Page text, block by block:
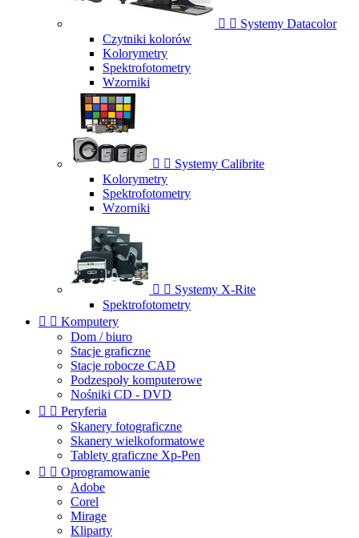
  Systemy Datacolor
Czytniki kolorów
Kolorymetry
Spektrofotometry
Wzorniki
  Systemy Calibrite
Kolorymetry
Spektrofotometry
Wzorniki
  Systemy X-Rite
Spektrofotometry
  Komputery
Dom / biuro
Stacje graficzne
Stacje robocze CAD
Podzespoły komputerowe
Nośniki CD - DVD
  Peryferia
Skanery fotograficzne
Skanery wielkoformatowe
Tablety graficzne Xp-Pen
  Oprogramowanie
Adobe
Corel
Mirage
Kliparty